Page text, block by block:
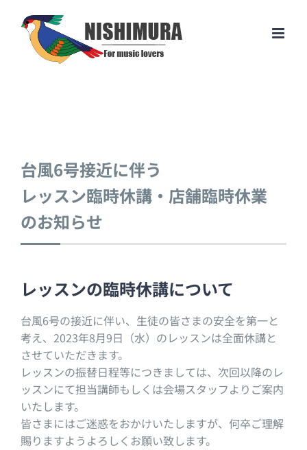
content
台風6号接近に伴う
レッスン臨時休講・店舗臨時休業
のお知らせ
レッスンの臨時休講について
台風6号の接近に伴い、生徒の皆さまの安全を第一と
考え、2023年8月9日（水）のレッスンは全面休講と
させていただきます。
レッスンの振替日程等につきましては、次回以降のレ
ッスンにて担当講師もしくは会場スタッフよりご案内
いたします。
皆さまにはご迷惑をおかけいたしますが、何卒ご理解
賜りますようよろしくお願い致します。